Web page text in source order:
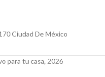
Ciudad De México
para tu casa, 2026